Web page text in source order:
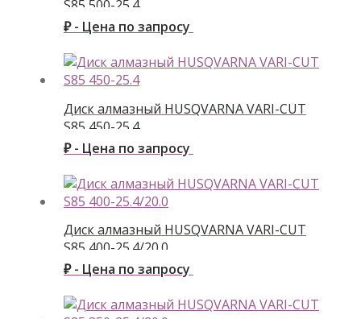
S85 500-25.4
₽ - Цена по запросу
Диск алмазный HUSQVARNA VARI-CUT
S85 450-25.4
₽ - Цена по запросу
Диск алмазный HUSQVARNA VARI-CUT
S85 400-25.4/20.0
₽ - Цена по запросу